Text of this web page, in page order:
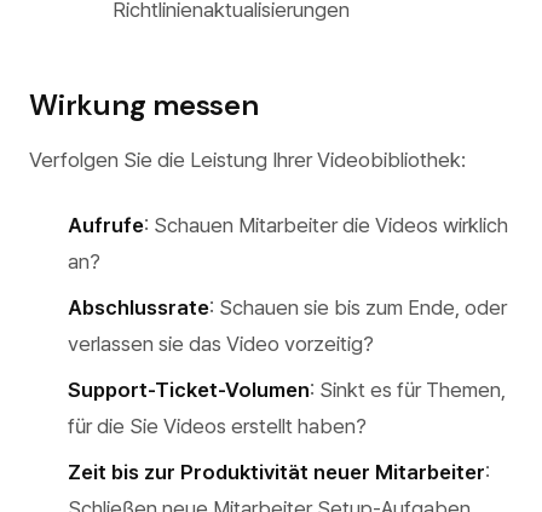
Richtlinienaktualisierungen
Wirkung messen
Verfolgen Sie die Leistung Ihrer Videobibliothek:
Aufrufe: Schauen Mitarbeiter die Videos wirklich
an?
Abschlussrate: Schauen sie bis zum Ende, oder
verlassen sie das Video vorzeitig?
Support-Ticket-Volumen: Sinkt es für Themen,
für die Sie Videos erstellt haben?
Zeit bis zur Produktivität neuer Mitarbeiter: